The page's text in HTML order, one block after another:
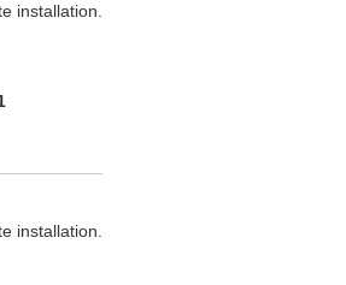
installation.
installation.